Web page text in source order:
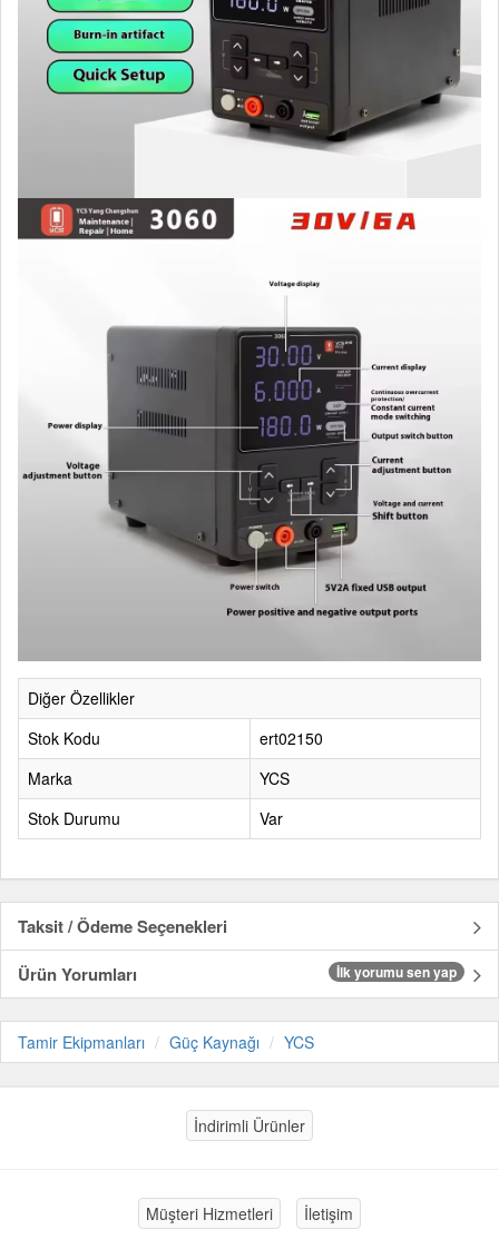
Diğer Özellikler
Stok Kodu
ert02150
Marka
YCS
Stok Durumu
Var
Taksit / Ödeme Seçenekleri
Ürün Yorumları
İlk yorumu sen yap
Tamir Ekipmanları Güç Kaynağı YCS
İndirimli Ürünler
Müşteri Hizmetleri İletişim